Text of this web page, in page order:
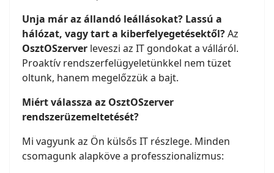
Unja már az állandó leállásokat? Lassú a
hálózat, vagy tart a kiberfelyegetésektől?Az
OsztOSzerver leveszi az IT gondokat a válláról.
Proaktív rendszerfelügyeletünkkel nem tüzet
oltunk, hanem megelőzzük a bajt.
Miért válassza az OsztOSzerver
rendszerüzemeltetését?
Mi vagyunk az Ön külsős IT részlege. Minden
csomagunk alapköve a professzionalizmus: